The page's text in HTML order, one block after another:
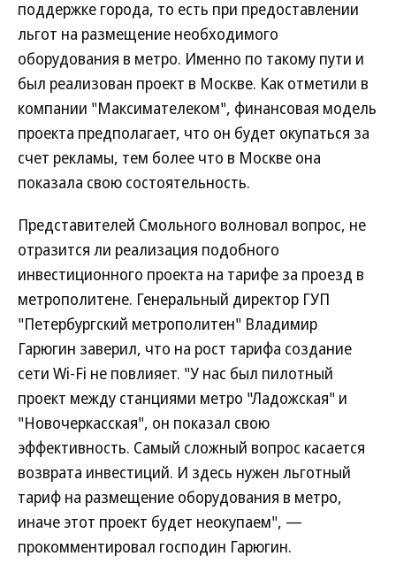
поддержке города, то есть при предоставлении
льгот на размещение необходимого
оборудования в метро. Именно по такому пути и
был реализован проект в Москве. Как отметили в
компании "Максимателеком", финансовая модель
проекта предполагает, что он будет окупаться за
счет рекламы, тем более что в Москве она
показала свою состоятельность.
Представителей Смольного волновал вопрос, не
отразится ли реализация подобного
инвестиционного проекта на тарифе за проезд в
метрополитене. Генеральный директор ГУП
"Петербургский метрополитен" Владимир
Гарюгин заверил, что на рост тарифа создание
сети Wi-Fi не повлияет. "У нас был пилотный
проект между станциями метро "Ладожская" и
"Новочеркасская", он показал свою
эффективность. Самый сложный вопрос касается
возврата инвестиций. И здесь нужен льготный
тариф на размещение оборудования в метро,
иначе этот проект будет неокупаем", —
прокомментировал господин Гарюгин.